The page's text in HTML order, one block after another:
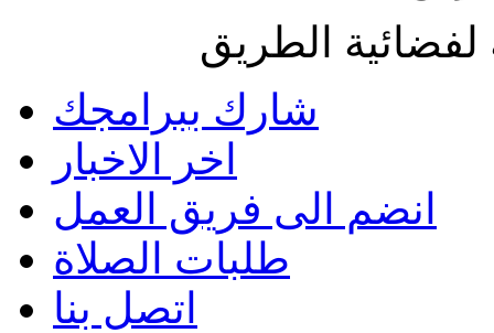
الطريق
شارك ببرامجك
اخر الاخبار
انضم الى فريق العمل
طلبات الصلاة
اتصل بنا